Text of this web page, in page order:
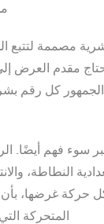
مصممة
مقدم العرض
كل رقم
سوء فهم أيضًا.
النطاطة،
حركة غرضها،
المتحركة